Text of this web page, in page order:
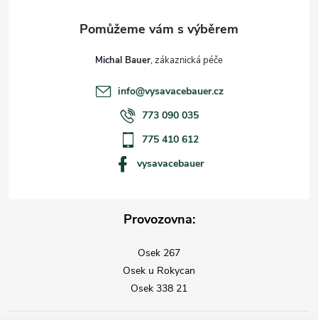
Michal Bauer
info@vysavacebauer.cz
773 090 035
775 410 612
vysavacebauer
Provozovna:
Osek 267
Osek u Rokycan
Osek 338 21